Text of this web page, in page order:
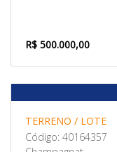
R$ 500.000,00
TERRENO / LOTE
Código: 40164357